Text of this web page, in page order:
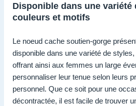
Disponible dans une variété
couleurs et motifs
Le noeud cache soutien-gorge
disponible dans une variété de
offrant ainsi aux femmes un large
personnaliser leur tenue selon leurs
personnel. Que ce soit pour une
décontractée, il est facile de trouver